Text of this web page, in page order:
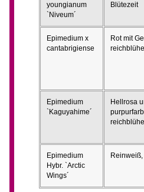
youngianum
`Niveum´
Blütezeit
Epimedium x
cantabrigiense
Rot mit
Epimedium
`Kaguyahime´
Hellrosa
Epimedium
Hybr. `Arctic
Wings´
Reinweiß,